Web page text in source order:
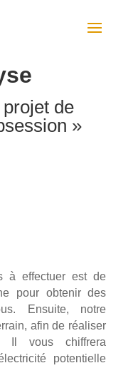
de
»
à effectuer est de
pour obtenir des
Ensuite, notre
afin de réaliser
Il vous chiffrera
potentielle